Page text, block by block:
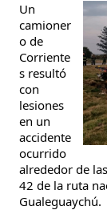
Un
camioner
o de
Corriente
s resultó
con
lesiones
en un
accidente
ocurrido
alrededor de
42 de la ruta
Gualeguaychú.